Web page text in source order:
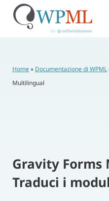
contenuto
Home» Documentazione di WPML
Multilingual
Gravity
Traduci i